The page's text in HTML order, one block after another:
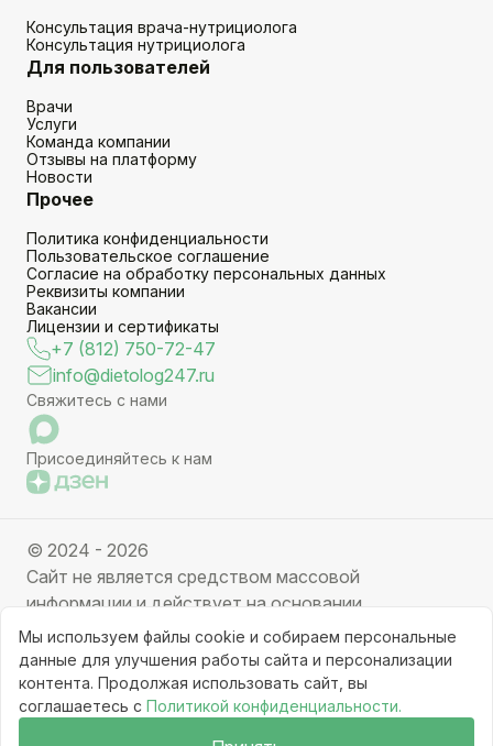
Консультация врача-нутрициолога
Консультация нутрициолога
Для пользователей
Врачи
Услуги
Команда компании
Отзывы на платформу
Новости
Прочее
Политика конфиденциальности
Пользовательское соглашение
Согласие на обработку персональных данных
Реквизиты компании
Вакансии
Лицензии и сертификаты
+7 (812) 750-72-47
info@dietolog247.ru
Свяжитесь с нами
Присоединяйтесь к нам
© 2024 - 2026
Сайт не является средством массовой
информации и действует на основании
партнерских услуг. Отправляя заявку вы даете
свое согласие на обработку персональных данных.
Частичное или полное копирование информации с
ресурса, клонирование графических элементов
Мы используем файлы cookie и собираем персональные
данные для улучшения работы сайта и персонализации
контента. Продолжая использовать сайт, вы
соглашаетесь с Политикой конфиденциальности.